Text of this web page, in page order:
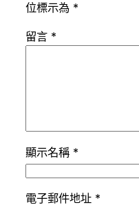
位標示為 *
留言 *
顯示名稱 *
電子郵件地址 *